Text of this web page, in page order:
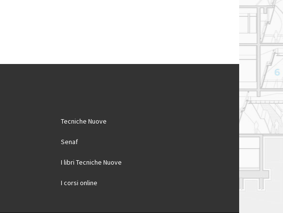
Tecniche Nuove
Senaf
I libri Tecniche Nuove
I corsi online